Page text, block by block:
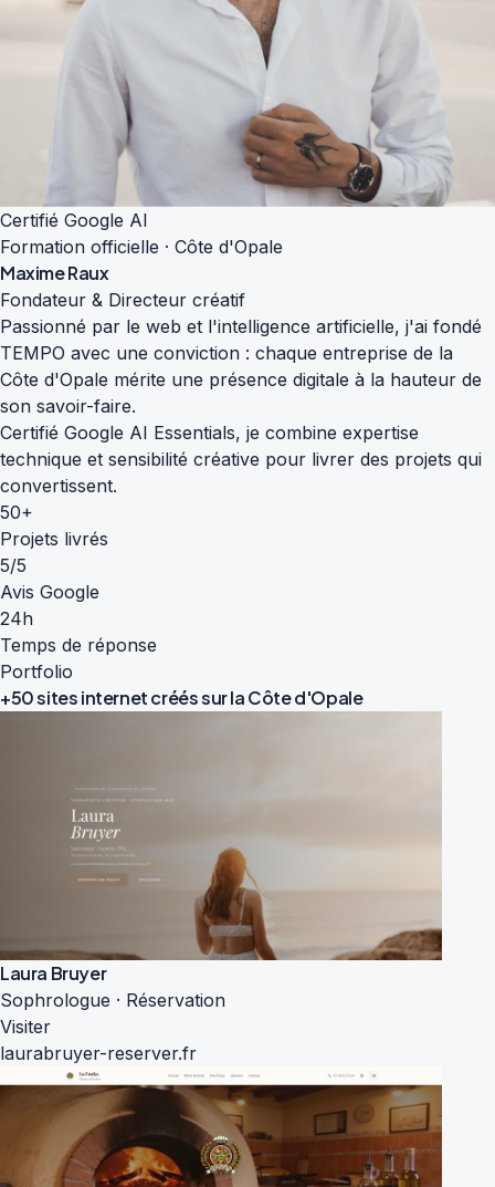
Certifié Google AI
Formation officielle · Côte d'Opale
Maxime Raux
Fondateur & Directeur créatif
Passionné par le web et l'intelligence artificielle, j'ai fondé
TEMPO avec une conviction : chaque entreprise de la
Côte d'Opale mérite une présence digitale à la hauteur de
son savoir-faire.
Certifié Google AI Essentials, je combine expertise
technique et sensibilité créative pour livrer des projets qui
convertissent.
50+
Projets livrés
5/5
Avis Google
24h
Temps de réponse
Portfolio
+50 sites internet créés sur laCôte d'Opale
Laura Bruyer
Sophrologue · Réservation
Visiter
laurabruyer-reserver.fr